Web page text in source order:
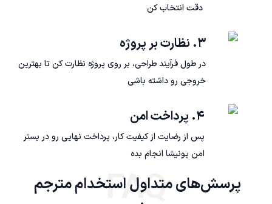
دقت انتخاب کن
۳. نظارت بر پروژه
در طول فرآیند طراحی، بر روی پروژه نظارت کن تا بهترین
خروجی رو داشته باشی
۴. پرداخت امن
پس از رضایت از کیفیت کار، پرداخت نهایی رو در بستر
امن پونیشا انجام بده
پرسش‌های متداول استخدام مترجم
FAQ